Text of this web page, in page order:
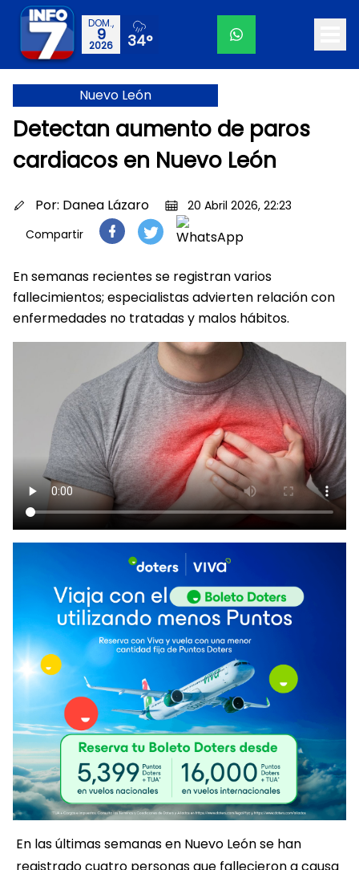
DOM.,
9
2026 34°
Nuevo León
Detectan aumento de paros
cardiacos en Nuevo León
Por: Danea Lázaro
20 Abril 2026, 22:23
Compartir
En semanas recientes se registran varios
fallecimientos; especialistas advierten relación con
enfermedades no tratadas y malos hábitos.
En las últimas semanas en Nuevo León se han